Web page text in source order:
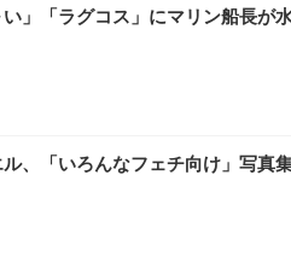
い」「ラグコス」にマリン船長
、「いろんなフェチ向け」写真